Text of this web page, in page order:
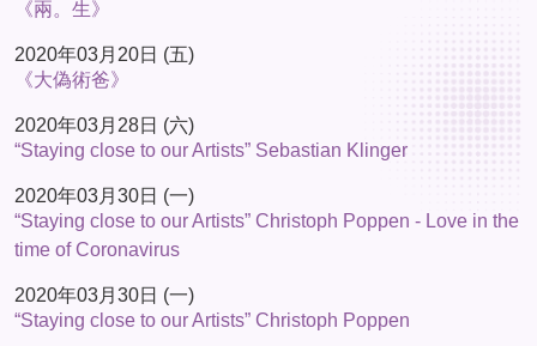
《兩。生》
2020年03月20日 (五)
《大偽術爸》
2020年03月28日 (六)
“Staying close to our Artists” Sebastian Klinger
2020年03月30日 (一)
“Staying close to our Artists” Christoph Poppen - Love in the
time of Coronavirus
2020年03月30日 (一)
“Staying close to our Artists” Christoph Poppen